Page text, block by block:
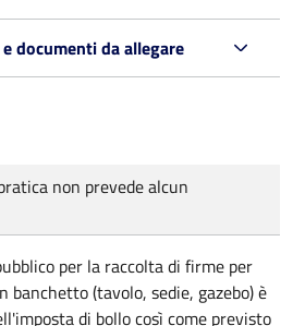
documenti da allegare
non prevede alcun
per la raccolta di firme per
(tavolo, sedie, gazebo) è
di bollo così come previsto